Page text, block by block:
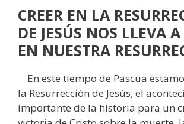
CREER EN LA
DE JESÚS NOS LLEVA A
EN NUESTRA
En este tiempo de Pascua
la Resurrección de Jesús, el
importante de la historia para un